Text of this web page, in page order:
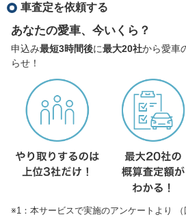
車査定を依頼する
あなたの愛車、今いくら？
申込み最短3時間後に最大20社から愛車
らせ！
※1：本サービスで実施のアンケートより